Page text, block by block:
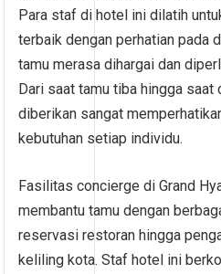
Para staf di hotel ini dilatih
terbaik dengan perhatian pada
tamu merasa dihargai dan
Dari saat tamu tiba hingga saat
diberikan sangat
kebutuhan setiap individu.
Fasilitas concierge di Grand
membantu tamu dengan
reservasi restoran hingga
keliling kota. Staf hotel ini